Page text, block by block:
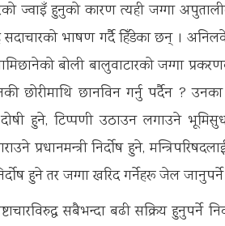
ज्वाइँ हुनुको कारण त्यही जग्गा
भाषण गर्दै हिँडेका छन् ।
बोली बालुवाटारको जग्गा
छोरीमाथि छानविन गर्नु पर्दैन ?
हुने, टिप्पणी उठाउन लगाउने
प्रधानमन्त्री निर्दोष हुने,
हुने तर जग्गा खरिद गर्नेहरू जेल
सबैभन्दा बढी सक्रिय